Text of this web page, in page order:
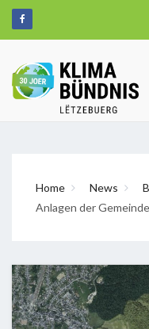
Home News
Anlagen der